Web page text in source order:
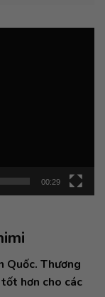
00:29
Quốc. Thương
hơn cho các